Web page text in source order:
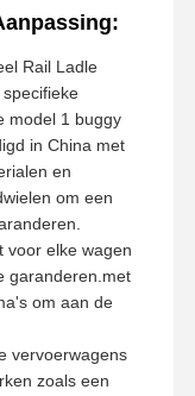
Rail Ladle
model 1 buggy
in China met
en
om een
voor elke wagen
garanderen.met
om aan de
vervoerwagens
zoals een